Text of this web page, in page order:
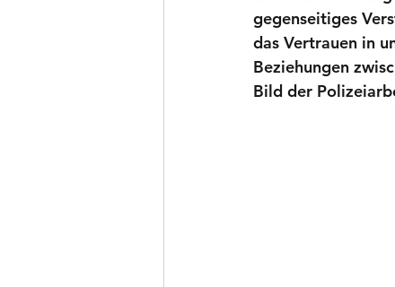
gegenseitiges
das Vertrauen in
Beziehungen
Bild der